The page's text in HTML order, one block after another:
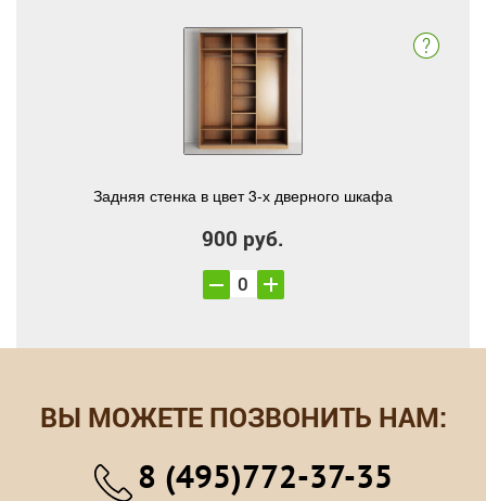
Задняя стенка в цвет 3-х дверного шкафа
900 руб.
ВЫ МОЖЕТЕ ПОЗВОНИТЬ НАМ:
8 (495)772-37-35